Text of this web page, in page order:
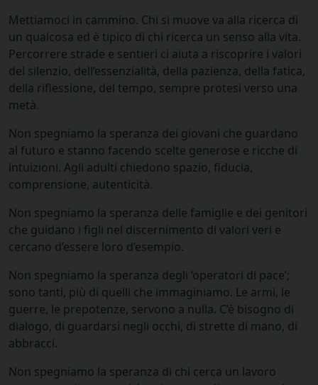
Mettiamoci in cammino. Chi si muove va alla ricerca di
un qualcosa ed è tipico di chi ricerca un senso alla vita.
Percorrere strade e sentieri ci aiuta a riscoprire i valori
del silenzio, dell’essenzialità, della pazienza, della fatica,
della riflessione, del tempo, sempre protesi verso una
metà.
Non spegniamo la speranza dei giovani che guardano
al futuro e stanno facendo scelte generose e ricche di
intuizioni. Agli adulti chiedono spazio, fiducia,
comprensione, autenticità.
Non spegniamo la speranza delle famiglie e dei genitori
che guidano i figli nel discernimento di valori veri e
cercano d’essere loro d’esempio.
Non spegniamo la speranza degli ‘operatori di pace’;
sono tanti, più di quelli che immaginiamo. Le armi, le
guerre, le prepotenze, servono a nulla. C’è bisogno di
dialogo, di guardarsi negli occhi, di strette di mano, di
abbracci.
Non spegniamo la speranza di chi cerca un lavoro